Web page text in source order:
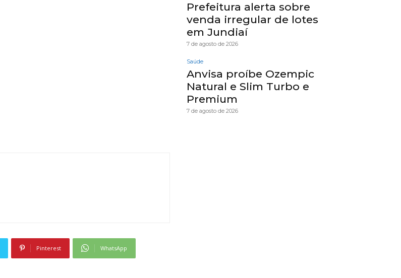
Pinterest WhatsApp
Prefeitura alerta sobre
venda irregular de lotes
em Jundiaí
7 de agosto de 2026
Saúde
Anvisa proíbe Ozempic
Natural e Slim Turbo e
Premium
7 de agosto de 2026